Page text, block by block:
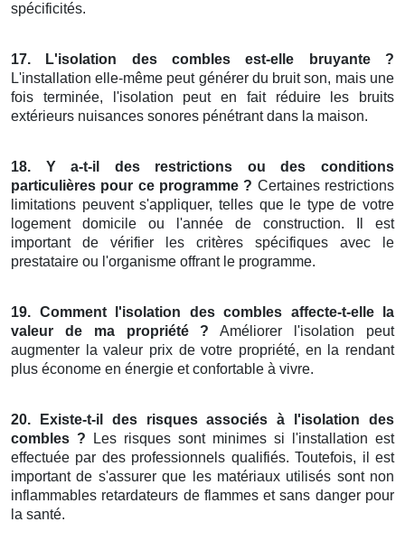
spécificités.
17. L'isolation des combles est-elle bruyante ?
L'installation elle-même peut générer du bruit son, mais une
fois terminée, l'isolation peut en fait réduire les bruits
extérieurs nuisances sonores pénétrant dans la maison.
18. Y a-t-il des restrictions ou des conditions
particulières pour ce programme ? Certaines restrictions
limitations peuvent s'appliquer, telles que le type de votre
logement domicile ou l'année de construction. Il est
important de vérifier les critères spécifiques avec le
prestataire ou l'organisme offrant le programme.
19. Comment l'isolation des combles affecte-t-elle la
valeur de ma propriété ? Améliorer l'isolation peut
augmenter la valeur prix de votre propriété, en la rendant
plus économe en énergie et confortable à vivre.
20. Existe-t-il des risques associés à l'isolation des
combles ? Les risques sont minimes si l'installation est
effectuée par des professionnels qualifiés. Toutefois, il est
important de s'assurer que les matériaux utilisés sont non
inflammables retardateurs de flammes et sans danger pour
la santé.